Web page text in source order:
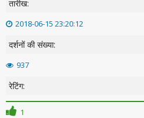
तारीख:
2018-06-15 23:20:12
दर्शनों की संख्या:
937
रेटिंग:
1